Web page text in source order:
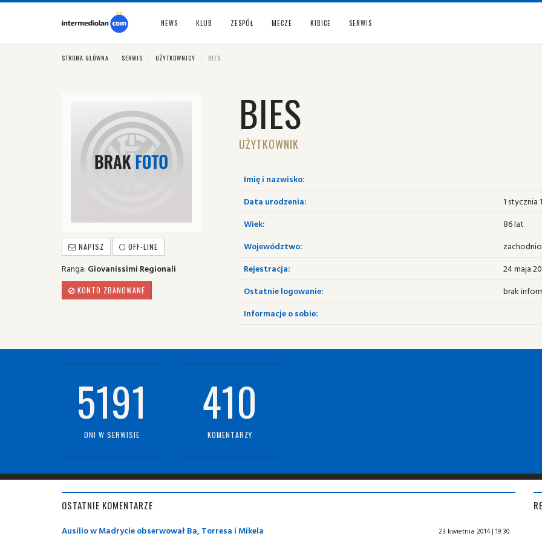
NEWS KLUB ZESPÓŁ MECZE KIBICE SERWIS
STRONA GŁÓWNA SERWIS UŻYTKOWNICY BIES
NAPISZ OFF-LINE
Ranga: Giovanissimi Regionali
KONTO ZBANOWANE
BIES
UŻYTKOWNIK
Imię i nazwisko:
Data urodzenia:
1 stycznia
Wiek:
86 lat
Województwo:
Rejestracja:
24 maja
Ostatnie logowanie:
brak
Informacje o sobie:
5191
DNI W SERWISIE
410
KOMENTARZY
OSTATNIE KOMENTARZE
Ausilio w Madrycie obserwował Ba, Torresa i Mikela 23 kwietnia 2014 | 19:30